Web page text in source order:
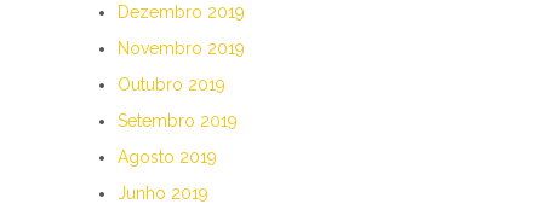
Dezembro 2019
Novembro 2019
Outubro 2019
Setembro 2019
Agosto 2019
Junho 2019